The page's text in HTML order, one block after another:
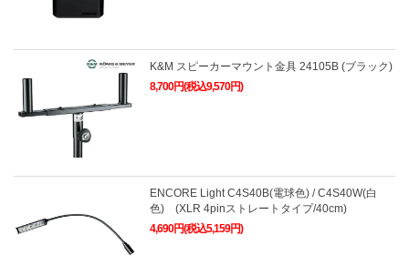
K&M スピーカーマウント金具 24105B (ブラック)
8,700円(税込9,570円)
ENCORE Light C4S40B(電球色) / C4S40W(白
色) (XLR 4pinストレートタイプ/40cm)
4,690円(税込5,159円)